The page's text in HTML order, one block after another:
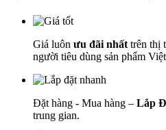
Giá luôn ưu đãi nhất trên thị
người tiêu dùng sản phẩm
Đặt hàng - Mua hàng – Lắp
trung gian.